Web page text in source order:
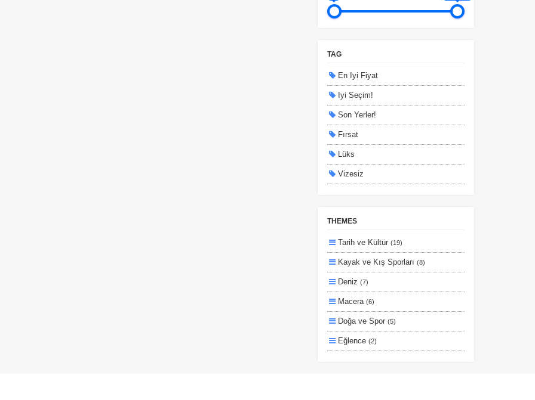
TAG
En Iyi Fiyat
Iyi Seçim!
Son Yerler!
Fırsat
Lüks
Vizesiz
Planlanan
Otobüs Ile
Uçak Ile
Ekstralar Dahil
THEMES
Tarih ve Kültür (19)
Kayak ve Kış Sporları (8)
Deniz (7)
Macera (6)
Doğa ve Spor (5)
Eğlence (2)